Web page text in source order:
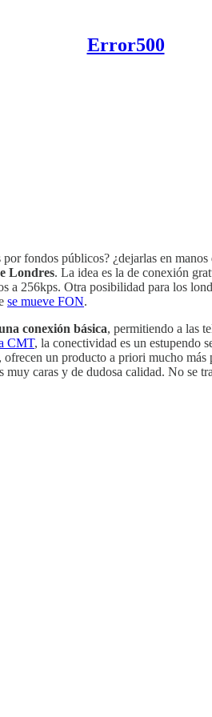
Error500
fondos públicos? ¿dejarlas en
Londres. La idea es la de conexión
256kps. Otra posibilidad para los
se mueve FON.
conexión básica, permitiendo a las
CMT, la conectividad es un estupendo
un producto a priori mucho
caras y de dudosa calidad. No se